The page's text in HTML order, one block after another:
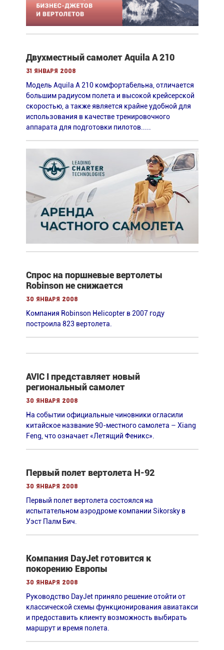
Двухместный самолет Aquila A 210
31 января 2008
Модель Aquila A 210 комфортабельна, отличается
большим радиусом полета и высокой крейсерской
скоростью, а также является крайне удобной для
использования в качестве тренировочного
аппарата для подготовки пилотов.....
Спрос на поршневые вертолеты
Robinson не снижается
30 января 2008
Компания Robinson Helicopter в 2007 году
построила 823 вертолета.
AVIC I представляет новый
региональный самолет
30 января 2008
На событии официальные чиновники огласили
китайское название 90-местного самолета – Xiang
Feng, что означает «Летящий Феникс».
Первый полет вертолета H-92
30 января 2008
Первый полет вертолета состоялся на
испытательном аэродроме компании Sikorsky в
Уэст Палм Бич.
Компания DayJet готовится к
покорению Европы
30 января 2008
Руководство DayJet приняло решение отойти от
классической схемы функционирования авиатакси
и предоставить клиенту возможность выбирать
маршрут и время полета.